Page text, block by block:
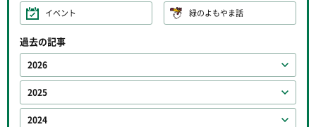
イベント 緑のよもやま話
過去の記事
2026
2025
2024